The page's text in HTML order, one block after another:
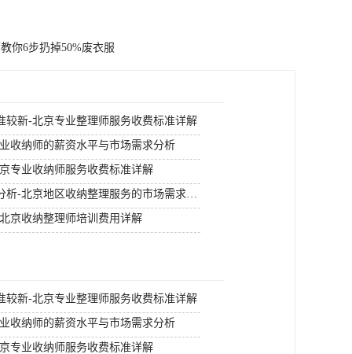
你6步扔掉50%废衣服
较新-北京专业整理师服务收费标准详解
收纳师的薪资水平与市场需求分析
专业收纳师服务收费标准详解
北京收纳整理师市场需求分析-北京地区收纳整理服务的市场需求趋势
京收纳整理师培训费用详解
较新-北京专业整理师服务收费标准详解
收纳师的薪资水平与市场需求分析
专业收纳师服务收费标准详解